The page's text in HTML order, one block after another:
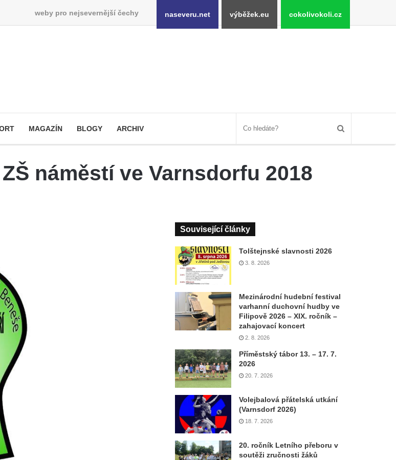
weby pro nejsevernější čechy naseveru.net výběžek.eu cokolivokoli.cz
MAGAZÍN BLOGY ARCHIV
náměstí ve Varnsdorfu 2018
Související články
Tolštejnské slavnosti 2026
3. 8. 2026
Mezinárodní hudební festival
varhanní duchovní hudby ve
Filipově 2026 – XIX. ročník –
zahajovací koncert
2. 8. 2026
Příměstský tábor 13. – 17. 7.
2026
20. 7. 2026
Volejbalová přátelská utkání
(Varnsdorf 2026)
18. 7. 2026
20. ročník Letního přeboru v
soutěži zručnosti žáků